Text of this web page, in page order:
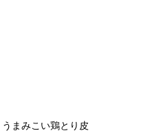
まみこい鶏とり皮